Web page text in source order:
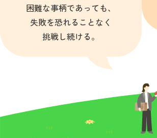
困難な事柄であっても、
失敗を恐れることなく
挑戦し続ける。